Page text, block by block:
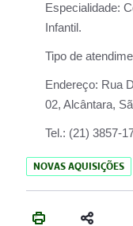
Especialidade:
Infantil.
Tipo de
Endereço: Rua
02, Alcântara,
Tel.: (21) 3857-
NOVAS AQUISIÇÕES